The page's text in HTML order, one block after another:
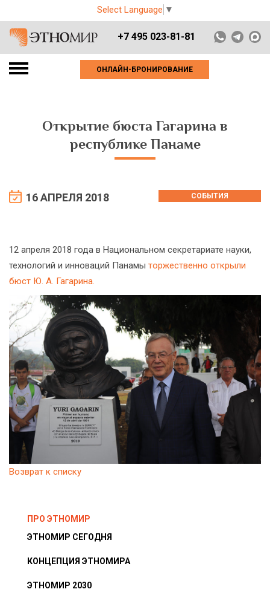
Select Language ▼
+7 495 023-81-81
ОНЛАЙН-БРОНИРОВАНИЕ
Открытие бюста Гагарина в
республике Панаме
16 АПРЕЛЯ 2018 СОБЫТИЯ
12 апреля 2018 года в Национальном секретариате науки,
технологий и инноваций Панамы торжественно открыли
бюст Ю. А. Гагарина.
Возврат к списку
ПРО ЭТНОМИР
ЭТНОМИР СЕГОДНЯ
КОНЦЕПЦИЯ ЭТНОМИРА
ЭТНОМИР 2030